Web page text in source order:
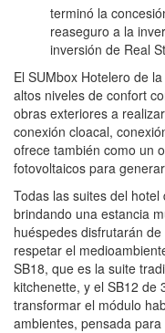
terminó la
reaseguro a la
inversión de Real
El SUMbox Hotelero de
altos niveles de confort
obras exteriores a
conexión cloacal,
ofrece también como un
fotovoltaicos para
Todas las suites del
brindando una estancia
huéspedes disfrutarán
respetar el
SB18, que es la suite
kitchenette, y el SB12 de
transformar el módulo
ambientes, pensada